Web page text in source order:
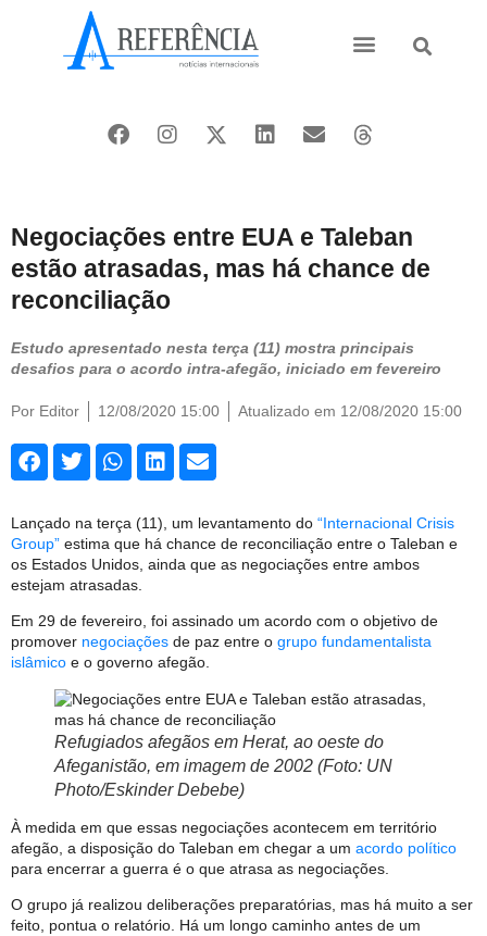
Negociações entre EUA e Taleban
estão atrasadas, mas há chance de
reconciliação
Estudo apresentado nesta terça (11) mostra principais
desafios para o acordo intra-afegão, iniciado em fevereiro
Por Editor 12/08/2020 15:00 Atualizado em 12/08/2020 15:00
Lançado na terça (11), um levantamento do “Internacional Crisis
Group” estima que há chance de reconciliação entre o Taleban e
os Estados Unidos, ainda que as negociações entre ambos
estejam atrasadas.
Em 29 de fevereiro, foi assinado um acordo com o objetivo de
promover negociações de paz entre o grupo fundamentalista
islâmico e o governo afegão.
Refugiados afegãos em Herat, ao oeste do
Afeganistão, em imagem de 2002 (Foto: UN
Photo/Eskinder Debebe)
À medida em que essas negociações acontecem em território
afegão, a disposição do Taleban em chegar a um acordo político
para encerrar a guerra é o que atrasa as negociações.
O grupo já realizou deliberações preparatórias, mas há muito a ser
feito, pontua o relatório. Há um longo caminho antes de um